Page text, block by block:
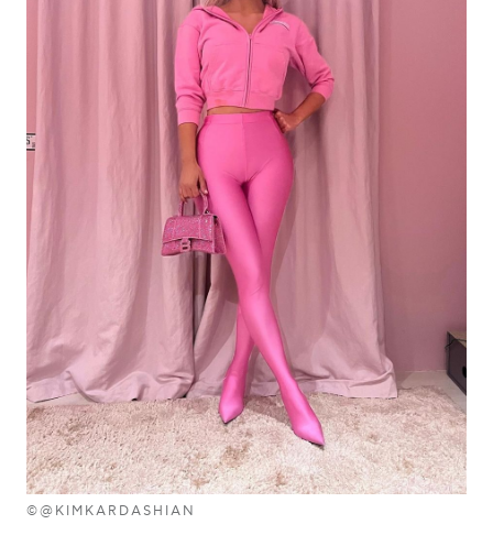
©@KIMKARDASHIAN